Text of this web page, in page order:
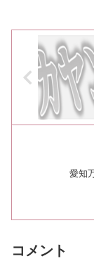
愛知
コメント